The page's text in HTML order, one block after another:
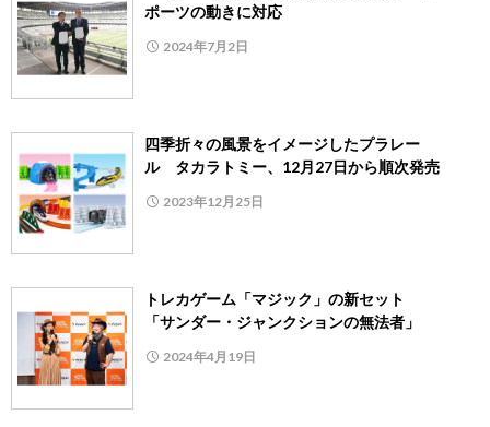
ポーツの動きに対応
2024年7月2日
四季折々の風景をイメージしたプラレー
ル タカラトミー、12月27日から順次発売
2023年12月25日
トレカゲーム「マジック」の新セット
「サンダー・ジャンクションの無法者」
2024年4月19日